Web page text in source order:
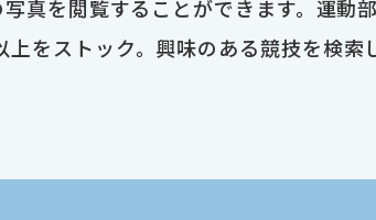
真を閲覧することができます。運動
をストック。興味のある競技を検索